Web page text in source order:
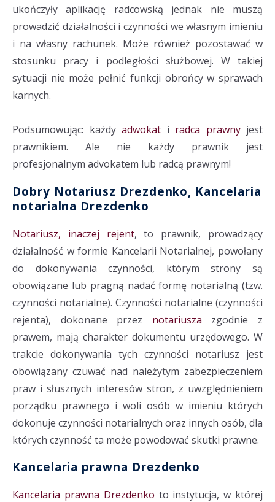
ukończyły aplikację radcowską jednak nie muszą
prowadzić działalności i czynności we własnym imieniu
i na własny rachunek. Może również pozostawać w
stosunku pracy i podległości służbowej. W takiej
sytuacji nie może pełnić funkcji obrońcy w sprawach
karnych.
Podsumowując: każdy adwokat i radca prawnyjest
prawnikiem. Ale nie każdy prawnik jest
profesjonalnym advokatem lub radcą prawnym!
Dobry Notariusz Drezdenko, Kancelaria
notarialna Drezdenko
Notariusz, inaczej rejent, to prawnik, prowadzący
działalność w formie Kancelarii Notarialnej, powołany
do dokonywania czynności, którym strony są
obowiązane lub pragną nadać formę notarialną (tzw.
czynności notarialne). Czynności notarialne (czynności
rejenta), dokonane przez notariusza zgodnie z
prawem, mają charakter dokumentu urzędowego. W
trakcie dokonywania tych czynności notariusz jest
obowiązany czuwać nad należytym zabezpieczeniem
praw i słusznych interesów stron, z uwzględnieniem
porządku prawnego i woli osób w imieniu których
dokonuje czynności notarialnych oraz innych osób, dla
których czynność ta może powodować skutki prawne.
Kancelaria prawna Drezdenko
Kancelaria prawna Drezdenko to instytucja, w której